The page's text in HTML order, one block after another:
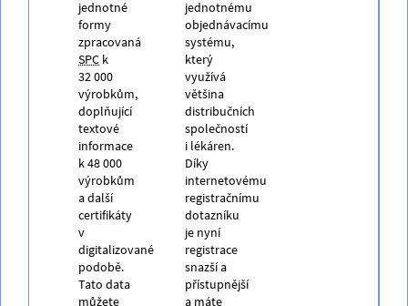
jednotné
formy
zpracovaná
SPC k
32 000
výrobkům,
doplňující
textové
informace
k 48 000
výrobkům
a další
certifikáty
v
digitalizované
podobě.
Tato data
můžete
jednotnému
objednávacímu
systému,
který
využívá
většina
distribučních
společností
i lékáren.
Díky
internetovému
registračnímu
dotazníku
je nyní
registrace
snazší a
přístupnější
a máte